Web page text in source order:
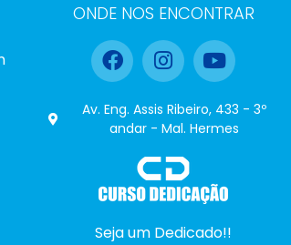
ONDE NOS ENCONTRAR
Av. Eng. Assis Ribeiro, 433 - 3º
andar - Mal. Hermes
Seja um Dedicado!!